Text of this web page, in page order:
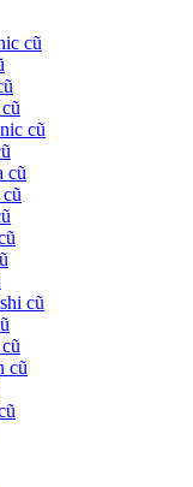
cũ
cũ
cũ
cũ
cũ